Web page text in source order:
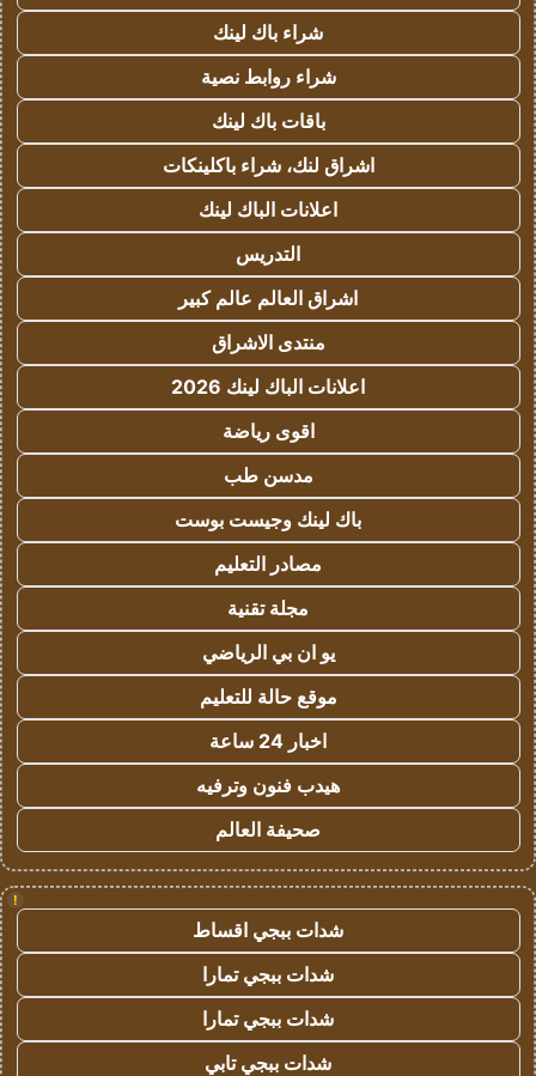
شراء باك لينك
شراء روابط نصية
باقات باك لينك
اشراق لنك، شراء باكلينكات
اعلانات الباك لينك
التدريس
اشراق العالم عالم كبير
منتدى الاشراق
اعلانات الباك لينك 2026
اقوى رياضة
مدسن طب
باك لينك وجيست بوست
مصادر التعليم
مجلة تقنية
يو ان بي الرياضي
موقع حالة للتعليم
اخبار 24 ساعة
هيدب فنون وترفيه
صحيفة العالم
!
شدات ببجي اقساط
شدات ببجي تمارا
شدات ببجي تمارا
شدات ببجي تابي